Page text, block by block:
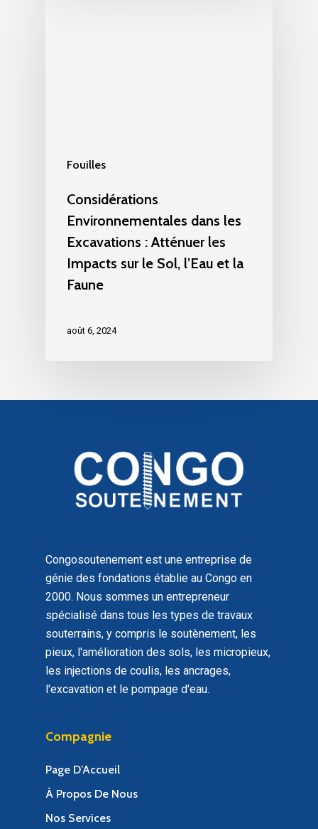
Fouilles
Considérations
Environnementales dans les
Excavations : Atténuer les
Impacts sur le Sol, l’Eau et la
Faune
août 6, 2024
Congosoutenement est une entreprise de
génie des fondations établie au Congo en
2000. Nous sommes un entrepreneur
spécialisé dans tous les types de travaux
souterrains, y compris le soutènement, les
pieux, l'amélioration des sols, les micropieux,
les injections de coulis, les ancrages,
l'excavation et le pompage d'eau.
Compagnie
Page D’Accueil
À Propos De Nous
Nos Services